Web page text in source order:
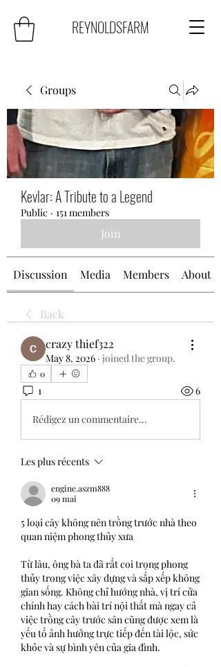
REYNOLDSFARM
Groups
Kevlar: A Tribute to a Legend
Public · 151 members
Join
Discussion Media Members About
Back
crazy thief322
May 8, 2026 · joined the group.
0
1 6
Rédigez un commentaire...
Les plus récents
engine.aszm888
09 mai
5 loại cây không nên trồng trước nhà theo
quan niệm phong thủy xưa
Từ lâu, ông bà ta đã rất coi trọng phong
thủy trong việc xây dựng và sắp xếp không
gian sống. Không chỉ hướng nhà, vị trí cửa
chính hay cách bài trí nội thất mà ngay cả
việc trồng cây trước sân cũng được xem là
yếu tố ảnh hưởng trực tiếp đến tài lộc, sức
khỏe và sự bình yên của gia đình.